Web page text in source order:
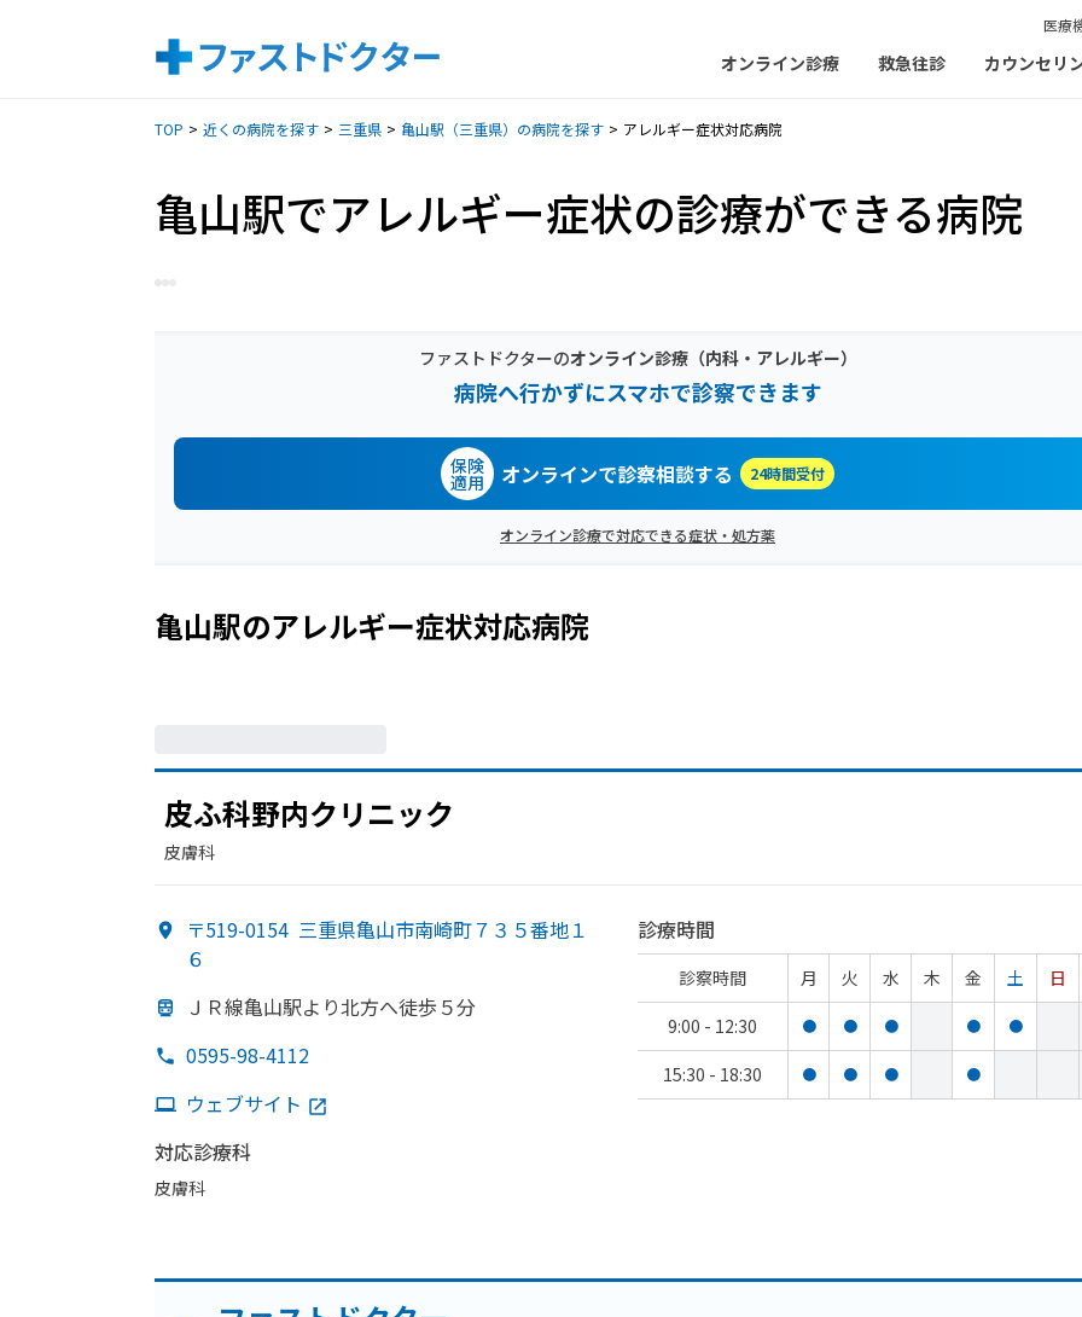
医療
オンライン診療 救急往診 カウンセリ
TOP 近くの病院を探す 三重県 亀山駅（三重県）の病院を探す アレルギー症状対応病院
亀山駅でアレルギー症状の診療ができる病院
ファストドクターのオンライン診療（内科・アレルギー）
病院へ行かずにスマホで診察できます
保険
適用 オンラインで診察相談する 24時間受付
オンライン診療で対応できる症状・処方薬
亀山駅のアレルギー症状対応病院
皮ふ科野内クリニック
皮膚科
〒519-0154 三重県亀山市南崎町７３５番地１
６
ＪＲ線亀山駅より北方へ徒歩５分
0595-98-4112
ウェブサイト
対応診療科
皮膚科
診療時間
診察時間 月 火 水 木 金 土
日
9:00 - 12:30
● ● ● ● ●
15:30 - 18:30 ● ● ● ●